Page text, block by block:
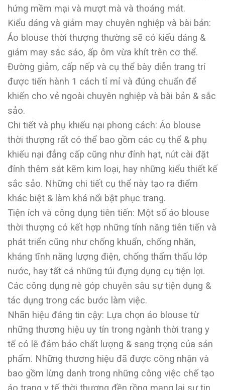
hứng mềm mại và mượt mà và thoáng mát.
Kiểu dáng và giảm may chuyên nghiệp và bài bản:
Áo blouse thời thượng thường sẽ có kiểu dáng &
giảm may sắc sảo, ấp ôm vừa khít trên cơ thể.
Đường giảm, cấp nếp và cụ thể bày diễn trang trí
được tiến hành 1 cách tỉ mỉ và đúng chuẩn để
khiến cho vẻ ngoài chuyên nghiệp và bài bản & sắc
sảo.
Chi tiết và phụ khiếu nại phong cách: Áo blouse
thời thượng rất có thể bao gồm các cụ thể & phụ
khiếu nại đẳng cấp cũng như đính hạt, nút cài đặt
đính thêm sắt kẽm kim loại, hay những kiểu thiết kế
sắc sảo. Những chi tiết cụ thể này tạo ra điểm
khác biệt & làm khá nổi bật phục trang.
Tiện ích và công dụng tiên tiến: Một số áo blouse
thời thượng có kết hợp những tính năng tiên tiến và
phát triển cũng như chống khuẩn, chống nhăn,
kháng tĩnh năng lượng điện, chống thẩm thấu lớp
nước, hay tất cả những túi đựng dụng cụ tiện lợi.
Các công dụng nè góp chuyên sâu sự tiện dụng &
tác dụng trong các bước làm việc.
Nhãn hiệu đáng tin cậy: Lựa chọn áo blouse từ
những thương hiệu uy tín trong ngành thời trang y
tế có lẽ đảm bảo chất lượng & sang trọng của sản
phẩm. Những thương hiệu đã được công nhận và
bao gồm lừng danh trong những công việc chế tạo
áo trang y tế thời thượng đền rồng mang lại sự tin